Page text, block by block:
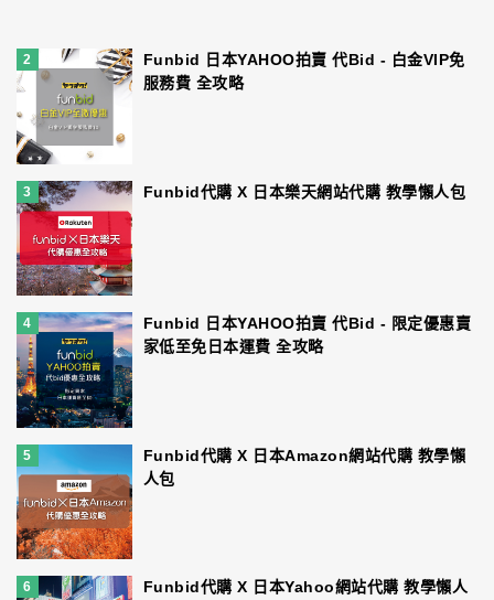
2
Funbid 日本YAHOO拍賣 代Bid - 白金VIP免
服務費 全攻略
3 Funbid代購 X 日本樂天網站代購 教學懶人包
4
Funbid 日本YAHOO拍賣 代Bid - 限定優惠賣
家低至免日本運費 全攻略
5
Funbid代購 X 日本Amazon網站代購 教學懶
人包
6 Funbid代購 X 日本Yahoo網站代購 教學懶人